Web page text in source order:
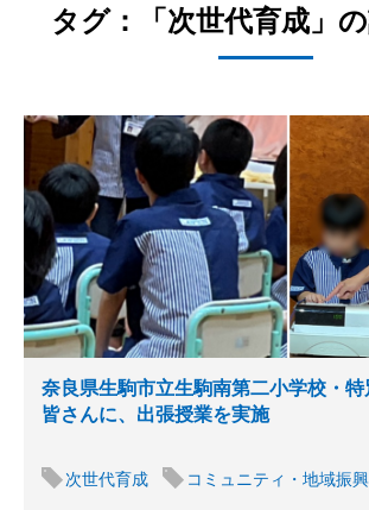
タグ：「次世代育成」
奈良県生駒市立生駒南第二小学校・
皆さんに、出張授業を実施
次世代育成 コミュニティ・地域振興